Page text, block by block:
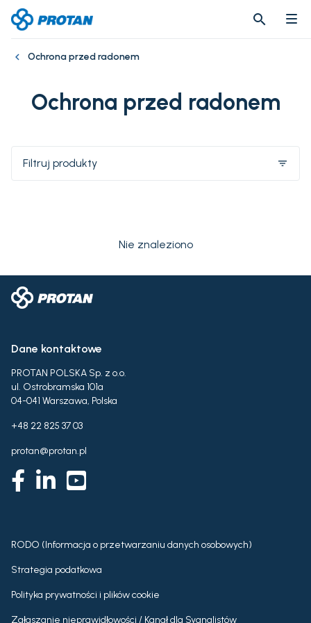
search
search
Ochrona przed radonem
Ochrona przed radonem
Filtruj produkty filter_list
Nie znaleziono
Dane kontaktowe
PROTAN POLSKA Sp. z o.o.
ul. Ostrobramska 101a
04-041 Warszawa, Polska
+48 22 825 37 03
protan@protan.pl
RODO (Informacja o przetwarzaniu danych osobowych)
Strategia podatkowa
Polityka prywatności i plików cookie
Zgłaszanie nieprawidłowości / Kanał dla Sygnalistów